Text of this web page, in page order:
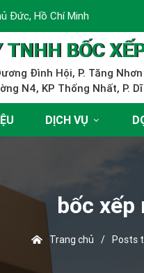
Đức, Hồ Chí Minh
TNHH BỐC
Đình Hội, P. Tăng
N4, KP Thống Nhất, P.
DỊCH VỤ
bốc xếp
Trang chủ / Posts